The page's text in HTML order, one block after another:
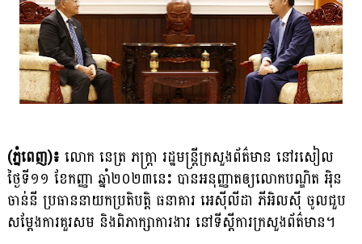
(ភ្នំពេញ)៖ លោក នេត្រ ភក្ដ្រា រដ្ឋមន្ដ្រីក្រសួងព័ត៌មាន នៅរសៀល
ថ្ងៃទី១១ ខែកញ្ញា ឆ្នាំ២០២៣នេះ បានអនុញ្ញាតឲ្យលោកបណ្ឌិត អ៉ិន
ចាន់នី ប្រធាននាយកប្រតិបត្តិ ធនាគារ អេស៉ីលីដា ភីអិលស៉ី ចូលជួប
សម្ដែងការគួរសម និងពិភាក្សាការងារ នៅទីស្ដីការក្រសួងព័ត៌មាន។